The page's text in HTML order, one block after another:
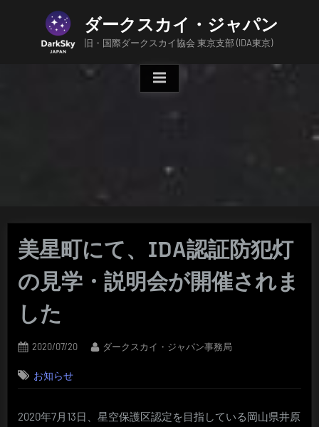
ダークスカイ・ジャパン
旧・国際ダークスカイ協会 東京支部 (IDA東京)
美星町にて、IDA認証防犯灯
の見学・説明会が開催されま
した
Posted
2020/07/20 By
ダークスカイ・ジャパン事務局
お知らせ
2020年7月13日、星空保護区認定を目指している岡山県井原